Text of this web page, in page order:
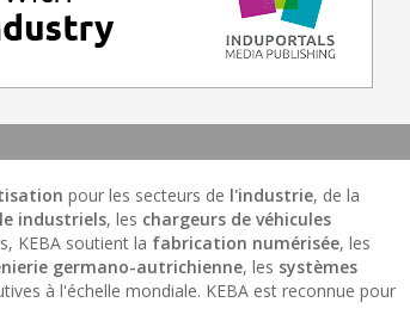
pour les secteurs de l'industrie, de la
industriels, les chargeurs de véhicules
KEBA soutient la fabrication numérisée, les
germano-autrichienne, les systèmes
à l'échelle mondiale. KEBA est reconnue pour